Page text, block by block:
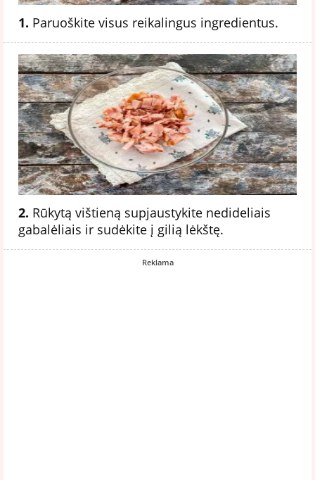
1. Paruoškite visus reikalingus ingredientus.
2. Rūkytą vištieną supjaustykite nedideliais
gabalėliais ir sudėkite į gilią lėkštę.
Reklama